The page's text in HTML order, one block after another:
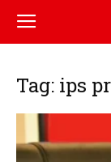
Tag: ips